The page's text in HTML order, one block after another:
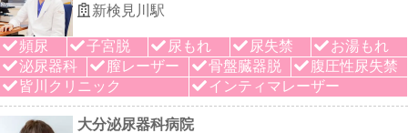
新検見川駅
頻尿 子宮脱 尿もれ 尿失禁
お湯もれ
泌尿器科
膣レーザー 骨盤臓器脱
腹圧性尿失禁
皆川クリニック
インティマレーザー
大分泌尿器科病院